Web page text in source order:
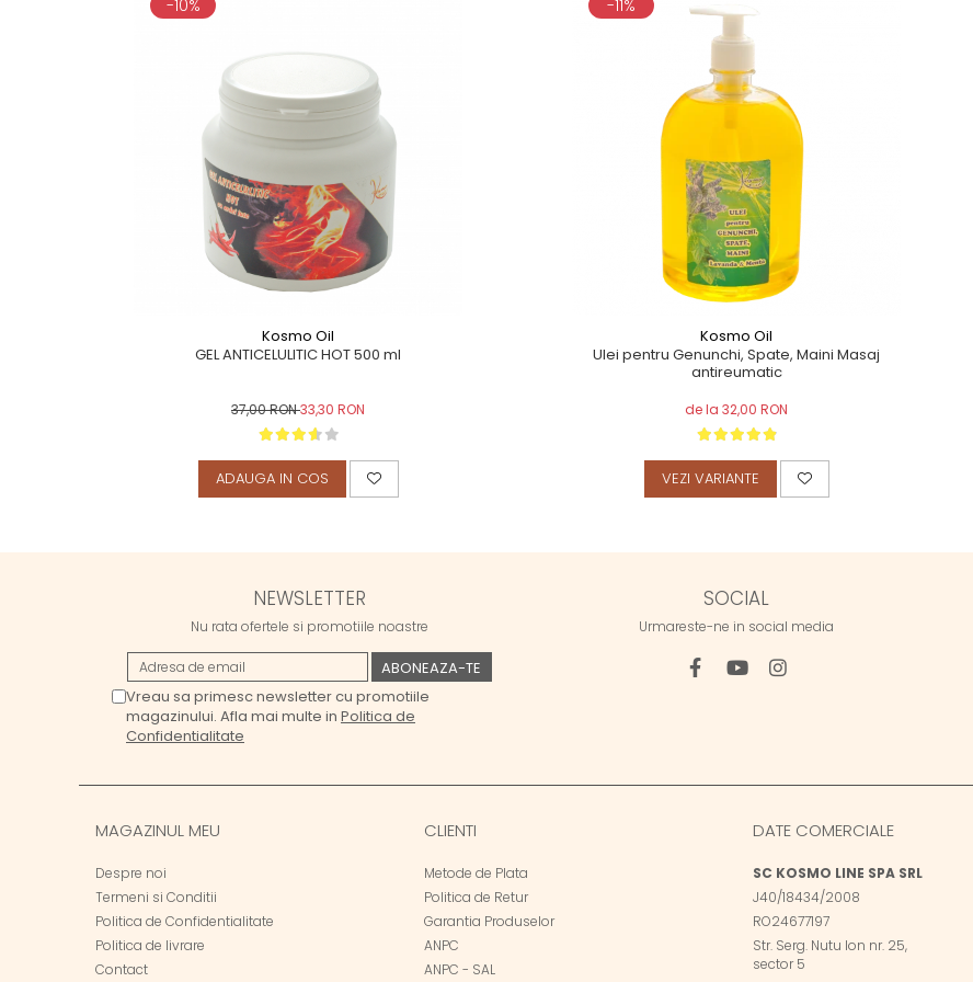
-10%
Kosmo Oil
GEL ANTICELULITIC HOT 500 ml
37,00 RON33,30 RON
ADAUGA IN COS
-11%
Kosmo Oil
Ulei pentru Genunchi, Spate, Maini Masaj
antireumatic
de la 32,00 RON
VEZI VARIANTE
NEWSLETTER
Nu rata ofertele si promotiile noastre
Vreau sa primesc newsletter cu promotiile
magazinului. Afla mai multe in Politica de
Confidentialitate
SOCIAL
Urmareste-ne in social media
MAGAZINUL MEU
Despre noi
Termeni si Conditii
Politica de Confidentialitate
Politica de livrare
Contact
CLIENTI
Metode de Plata
Politica de Retur
Garantia Produselor
ANPC
ANPC - SAL
DATE COMERCIALE
SC KOSMO LINE SPA SRL
J40/18434/2008
RO24677197
Str. Serg. Nutu Ion nr. 25,
sector 5